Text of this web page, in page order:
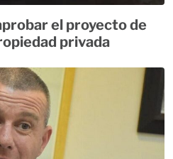
el proyecto de
privada